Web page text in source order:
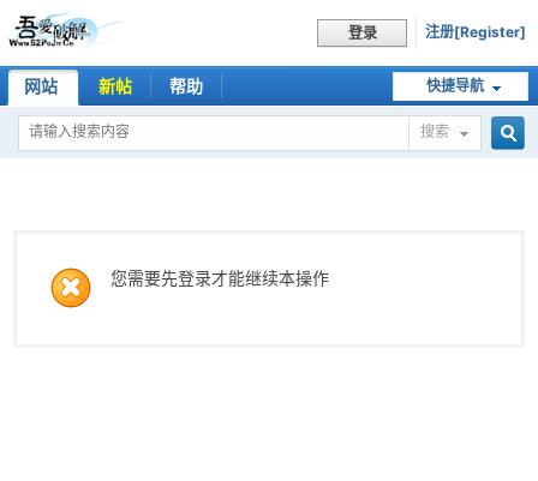
登录 注册[Register]
快捷导航
网站 新帖 帮助
搜索
您需要先登录才能继续本操作